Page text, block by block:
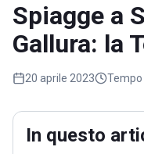
Spiagge a
Gallura: la
20 aprile 2023
In questo